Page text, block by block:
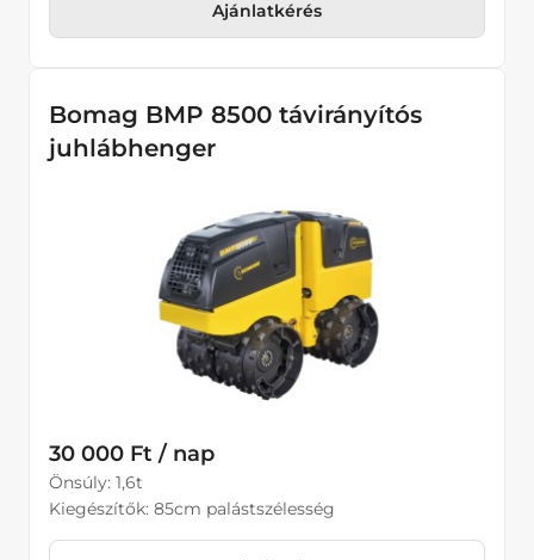
Gumihengerek
Homlokrakodók
Ajánlatkérés
Bomag BMP 8500 távirányítós
juhlábhenger
30 000 Ft / nap
Önsúly: 1,6t
Kiegészítők: 85cm palástszélesség